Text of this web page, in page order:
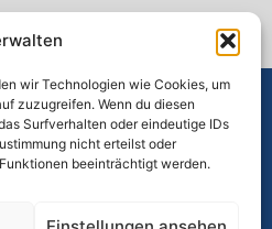
wir Technologien wie Cookies, um
zuzugreifen. Wenn du diesen
Surfverhalten oder eindeutige IDs
nicht erteilst oder
beeinträchtigt werden.